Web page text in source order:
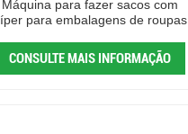
Máquina para fazer sacos com
para embalagens de roupas
CONSULTE MAIS INFORMAÇÃO